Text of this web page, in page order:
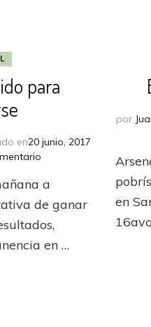
para
en20 junio, 2017
definido
para
quedarse
a
de ganar
en …
por
en